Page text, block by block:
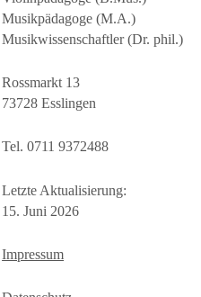
Musikpädagoge (M.A.)
Musikwissenschaftler (Dr. phil.)
Rossmarkt 13
73728 Esslingen
Tel. 0711 9372488
Letzte Aktualisierung:
15. Juni 2026
Impressum